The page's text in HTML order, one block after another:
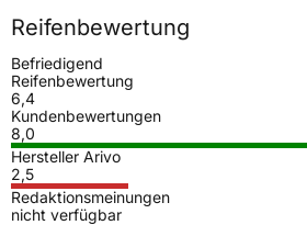
Reifenbewertung
Befriedigend
Reifenbewertung
6,4
Kundenbewertungen
8,0
Hersteller Arivo
2,5
Redaktionsmeinungen
nicht verfügbar